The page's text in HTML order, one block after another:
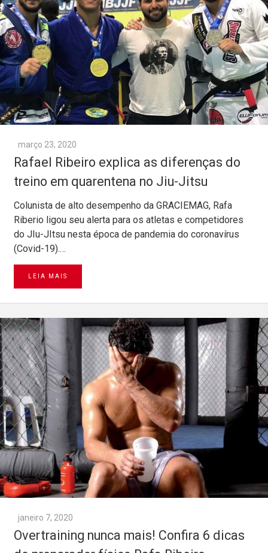
março 23, 2020
Rafael Ribeiro explica as diferenças do
treino em quarentena no Jiu-Jitsu
Colunista de alto desempenho da GRACIEMAG, Rafa
Riberio ligou seu alerta para os atletas e competidores
do JIu-JItsu nesta época de pandemia do coronavírus
(Covid-19).…
LEIA MAIS
janeiro 7, 2020
Overtraining nunca mais! Confira 6 dicas